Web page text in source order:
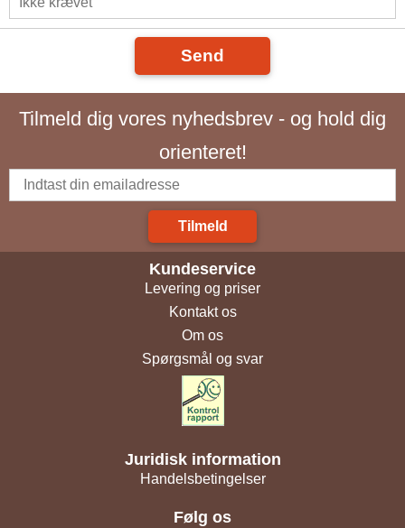
Send
Tilmeld dig vores nyhedsbrev - og hold dig
orienteret!
Tilmeld
Kundeservice
Levering og priser
Kontakt os
Om os
Spørgsmål og svar
Juridisk information
Handelsbetingelser
Følg os